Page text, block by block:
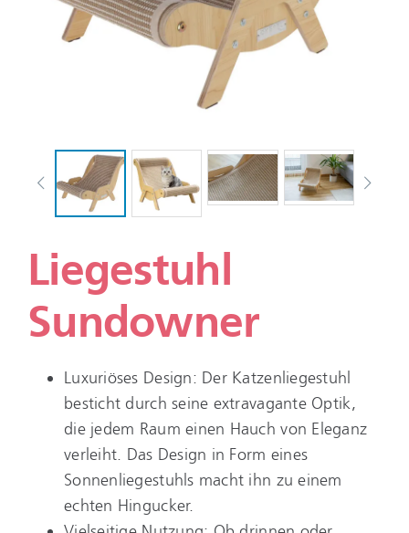
Liegestuhl
Sundowner
Luxuriöses Design: Der Katzenliegestuhl
besticht durch seine extravagante Optik,
die jedem Raum einen Hauch von Eleganz
verleiht. Das Design in Form eines
Sonnenliegestuhls macht ihn zu einem
echten Hingucker.